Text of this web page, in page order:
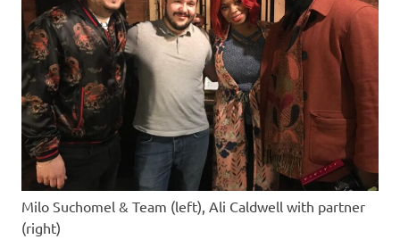
Milo Suchomel & Team (left), Ali Caldwell with partner
(right)